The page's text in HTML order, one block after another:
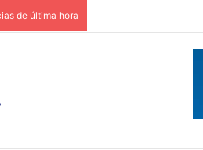
de última hora